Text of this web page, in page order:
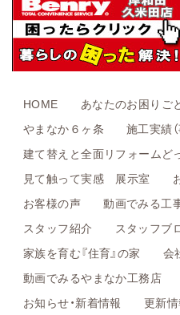
HOME
あなたのお困りご
やまなか６ヶ条
施工実績
建て替えと全面リフォームど
見て触って実感 展示室
お客様の声
動画でみる工
スタッフ紹介
スタッフブ
家族を育む『住育』の家
会
動画でみるやまなか工務店
お知らせ・新着情報
更新